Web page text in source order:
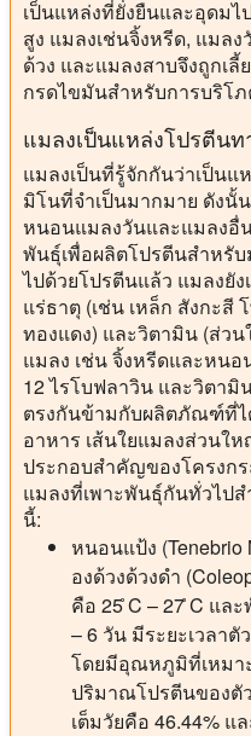
เป็นแหล่งที่ยั่งยืนและอุดม
สูง แมลงเช่นจิ้งหรีด, แมล
ด้วง และแมลงสาบจึงถูกเ
กรดไขมันสำหรับการบริโ
แมลงเป็นแหล่งโปรตีน
แมลงเป็นที่รู้จักกันว่าเป็น
มิโนที่จําเป็นมากมาย ดังนั้
หนอนแมลงวันและแมลงอื่
พันธุ์เพื่อผลิตโปรตีนสําหรั
ไปด้วยโปรตีนแล้ว แมลงยั
แร่ธาตุ (เช่น เหล็ก สังกะสี
ทองแดง) และวิตามิน (ส่ว
แมลง เช่น จิ้งหรีดและหน
12 ไรโบฟลาวิน และวิตา
ตรงกันข้ามกับผลิตภัณฑ์ที่ไ
อาหาร เส้นใยแมลงส่วนใ
ประกอบสําคัญของโครงก
แมลงที่เพาะพันธุ์กันทั่วไป
นี้:
หนอนแป้ง (Tenebrio
องด้วงด้วงดํา
คือ 25 ̊C – 27 ̊C แล
– 6 วัน มีระยะเวลา
โดยมีอุณหภูมิที่เหมา
ปริมาณโปรตีนของตั
เต็มวัยคือ 46.44% แ